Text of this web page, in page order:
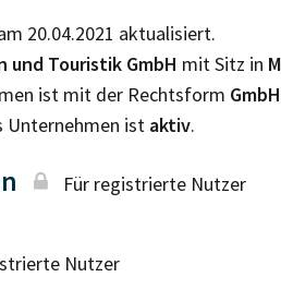
20.04.2021 aktualisiert.
und Touristik GmbH mit Sitz in
ist mit der Rechtsform GmbH
Unternehmen ist aktiv.
Für registrierte Nutzer
Nutzer